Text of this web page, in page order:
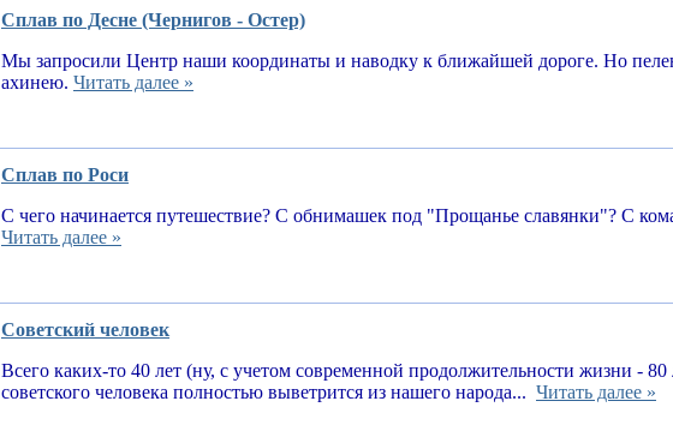
Сплав по Десне (Чернигов - Остер)
Мы запросили Центр наши координаты и наводку к ближайшей дороге. Но
ахинею. Читать далее »
Сплав по Роси
С чего начинается путешествие? С обнимашек под "Прощанье славянки"? С
Читать далее »
Советский человек
Всего каких-то 40 лет (ну, с учетом современной продолжительности жизни -
советского человека полностью выветрится из нашего народа... Читать далее »